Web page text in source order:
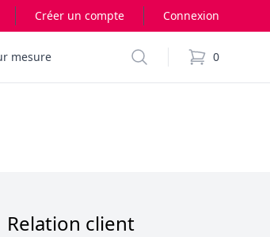
Créer un compte Connexion
mesure Search 0
items in cart,
Relation client